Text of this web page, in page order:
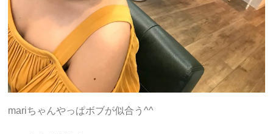
mariちゃんやっぱボブが似合う^^